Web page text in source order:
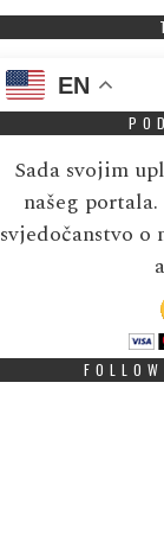
EN
Sada svojim
našeg
svjedočanstvo